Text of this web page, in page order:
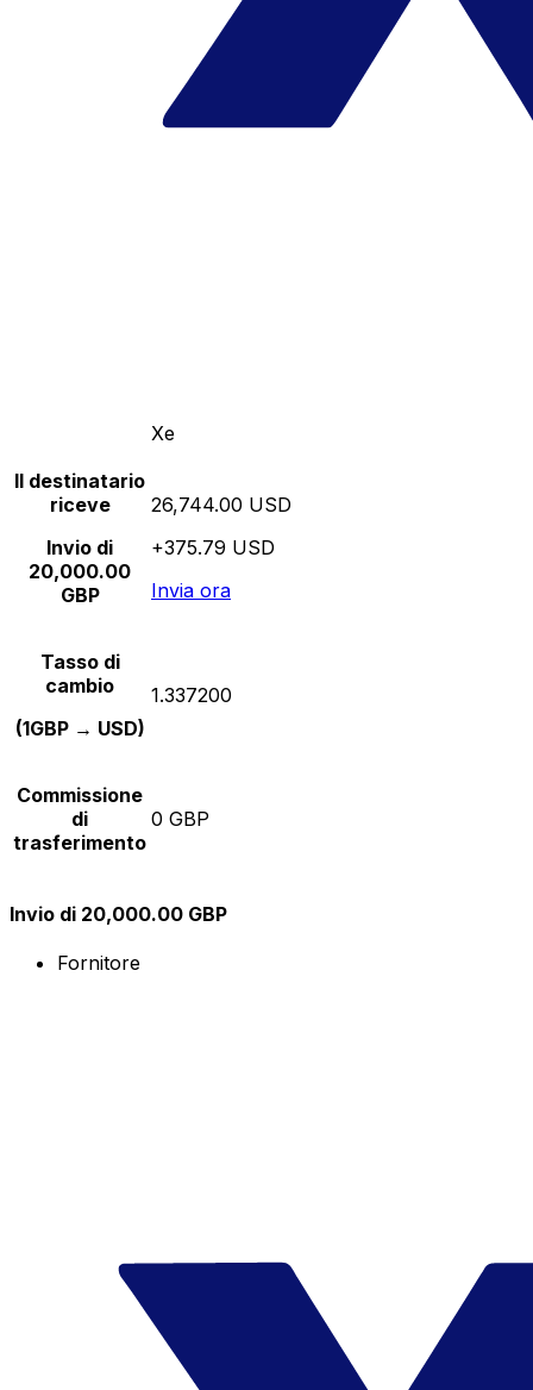
Xe
Il destinatario
riceve
Invio di
20,000.00
GBP
26,744.00 USD
+375.79 USD
Invia ora
Tasso di
cambio
(1GBP → USD)
1.337200
Commissione
di
trasferimento
0 GBP
Invio di 20,000.00 GBP
Fornitore